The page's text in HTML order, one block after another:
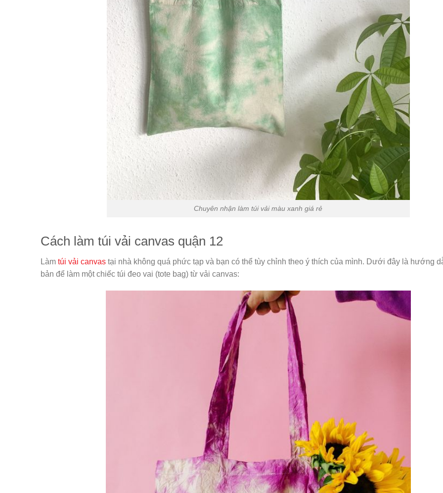
Chuyên nhận làm túi vải màu xanh giá rẻ
Cách làm túi vải canvas quận 12
Làm túi vải canvas tại nhà không quá phức tạp và bạn có thể tùy chỉnh theo ý thích của mình. Dưới đây là hướng
bản để làm một chiếc túi đeo vai (tote bag) từ vải canvas: